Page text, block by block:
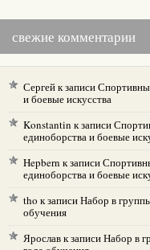
свежие комментарии
Сергейк записи
и боевые искусства
Konstantin к записи
единоборства и боевые
Hepbern к записи
единоборства и боевые
tho к записиНабор в
обучения
Ярославк записиНабор в